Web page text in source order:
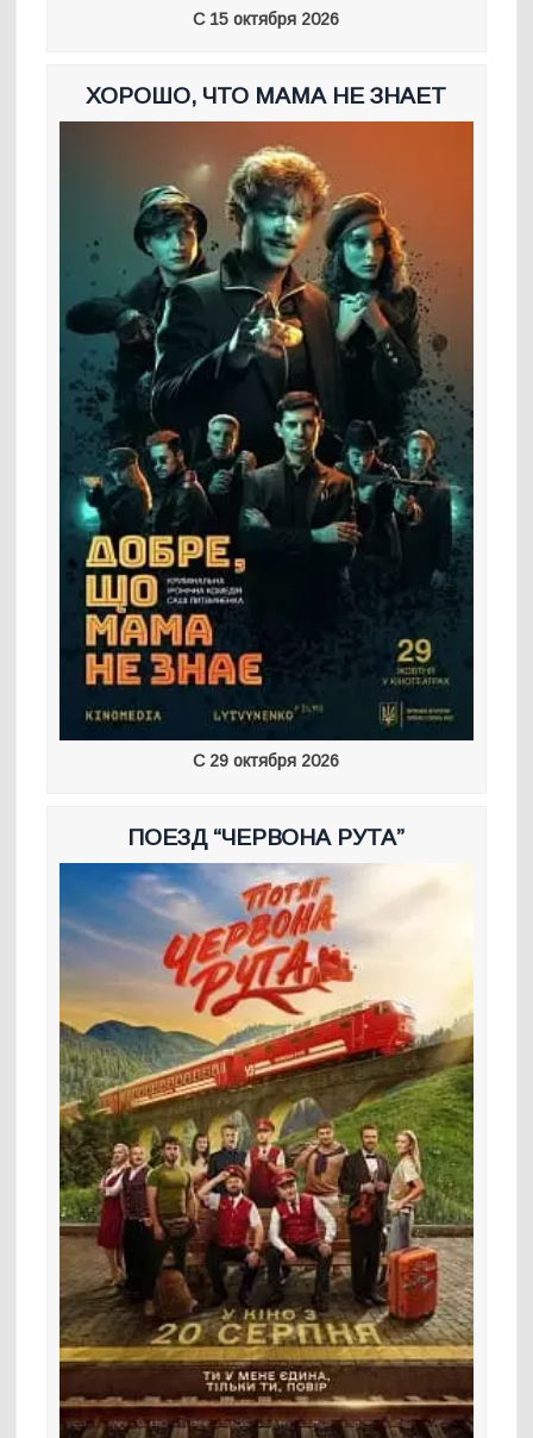
С 15 октября 2026
ХОРОШО, ЧТО МАМА НЕ ЗНАЕТ
С 29 октября 2026
ПОЕЗД “ЧЕРВОНА РУТА”